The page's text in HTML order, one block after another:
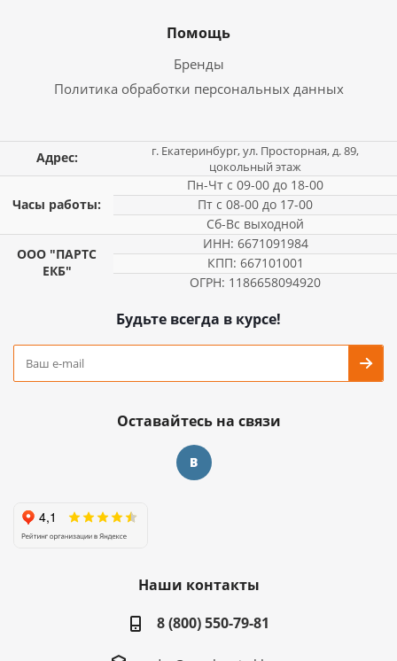
Помощь
Бренды
Политика обработки персональных данных
Адрес:
г. Екатеринбург, ул. Просторная, д. 89,
цокольный этаж
Часы работы:
Пн-Чт с 09-00 до 18-00
Пт с 08-00 до 17-00
Сб-Вс выходной
ООО "ПАРТС
ЕКБ"
ИНН: 6671091984
КПП: 667101001
ОГРН: 1186658094920
Будьте всегда в курсе!
Оставайтесь на связи
Наши контакты
8 (800) 550-79-81